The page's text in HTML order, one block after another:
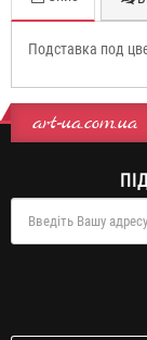
Подставка под
art-ua.com.ua